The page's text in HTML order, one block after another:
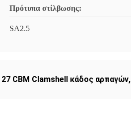
Πρότυπα στίλβωσης:
SA2.5
27 CBM Clamshell κάδος αρπαγών,